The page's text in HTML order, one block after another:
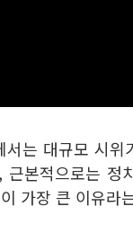
는 대규모 시위
본적으로는 정
가장 큰 이유라